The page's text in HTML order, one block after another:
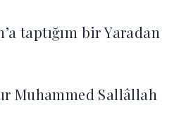
taptığım bir Yaradan
Muhammed Sallâllah